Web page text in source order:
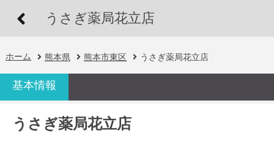
うさぎ薬局花立店
ホーム 熊本県 熊本市東区 うさぎ薬局花立店
基本情報
うさぎ薬局花立店